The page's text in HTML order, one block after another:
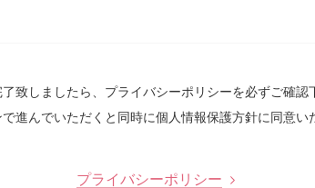
致しましたら、プライバシーポリシーを必ずご確認
進んでいただくと同時に個人情報保護方針に同意い
プライバシーポリシー